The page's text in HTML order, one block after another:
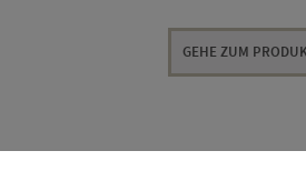
GEHE ZUM